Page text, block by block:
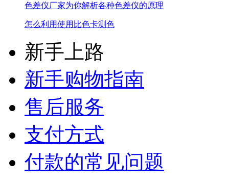
色差仪厂家为你解析各种色差仪的原理
怎么利用使用比色卡测色
新手上路
新手购物指南
售后服务
支付方式
付款的常见问题